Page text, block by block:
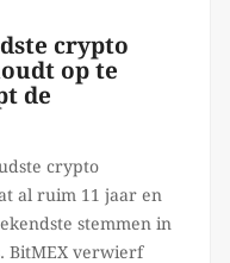
crypto
op te
de
crypto
al ruim 11 jaar en
stemmen in
BitMEX verwierf